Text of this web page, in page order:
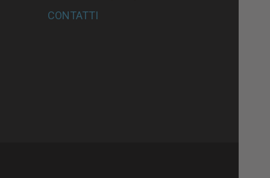
CONTATTI